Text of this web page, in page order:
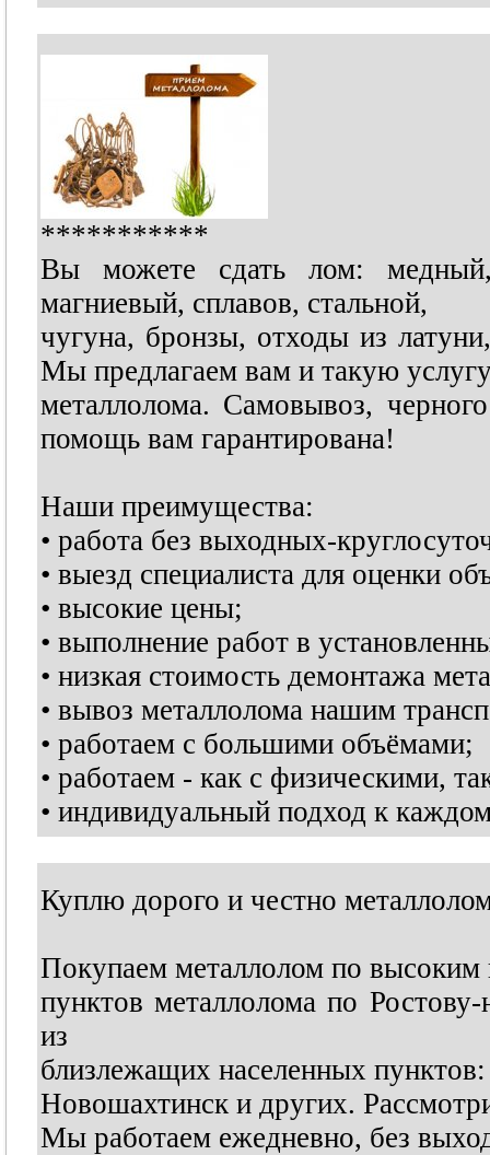
***********
Вы можете сдать лом:
магниевый, сплавов, стальной,
чугуна, бронзы, отходы из
Мы предлагаем вам и такую
металлолома. Самовывоз,
помощь вам гарантирована!
Наши преимущества:
• работа без выходных-
• выезд специалиста для оценки
• высокие цены;
• выполнение работ в
• низкая стоимость демонтажа
• вывоз металлолома нашим
• работаем с большими объёмами;
• работаем - как с физическими,
• индивидуальный подход к
Куплю дорого и честно
Покупаем металлолом по
пунктов металлолома по
из
близлежащих населенных
Новошахтинск и других.
Мы работаем ежедневно, без